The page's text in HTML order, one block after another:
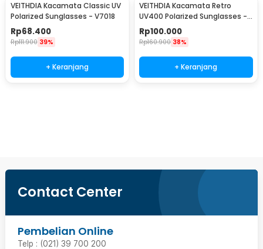
VEITHDIA Kacamata Classic UV
Polarized Sunglasses - V7018
Rp68.400
Rp111.900 39%
+ Keranjang
VEITHDIA Kacamata Retro
UV400 Polarized Sunglasses -
6562
Rp100.000
Rp160.900 38%
+ Keranjang
Contact Center
Pembelian Online
Telp : (021) 39 700 200